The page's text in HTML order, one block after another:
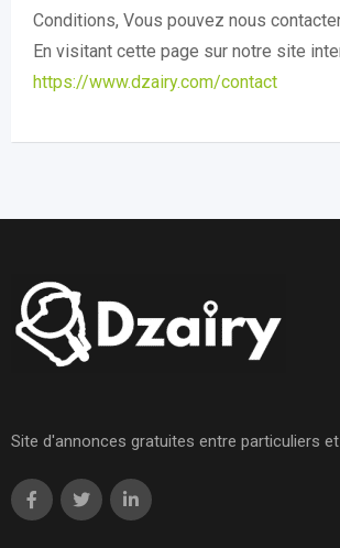
Conditions, Vous pouvez nous
En visitant cette page sur notre site
https://www.dzairy.com/contact
Site d'annonces gratuites entre particuliers